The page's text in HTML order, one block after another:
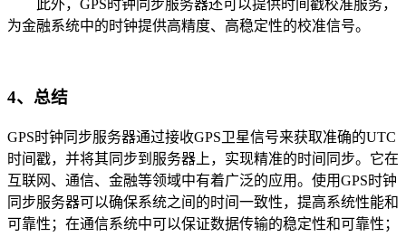
此外，GPS时钟同步服务器还可以提供时间戳校准服务，
为金融系统中的时钟提供高精度、高稳定性的校准信号。
4、总结
GPS时钟同步服务器通过接收GPS卫星信号来获取准确的UTC
时间戳，并将其同步到服务器上，实现精准的时间同步。它在
互联网、通信、金融等领域中有着广泛的应用。使用GPS时钟
同步服务器可以确保系统之间的时间一致性，提高系统性能和
可靠性；在通信系统中可以保证数据传输的稳定性和可靠性；